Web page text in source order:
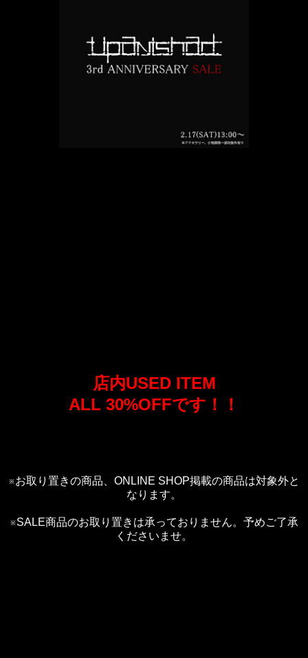
店内USED ITEM
ALL 30%OFFです！！
※お取り置きの商品、ONLINE SHOP掲載の商品は対象外と
なります。
※SALE商品のお取り置きは承っておりません。予めご了承
くださいませ。